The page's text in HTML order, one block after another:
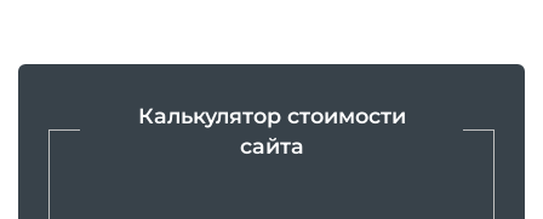
Калькулятор стоимости
сайта